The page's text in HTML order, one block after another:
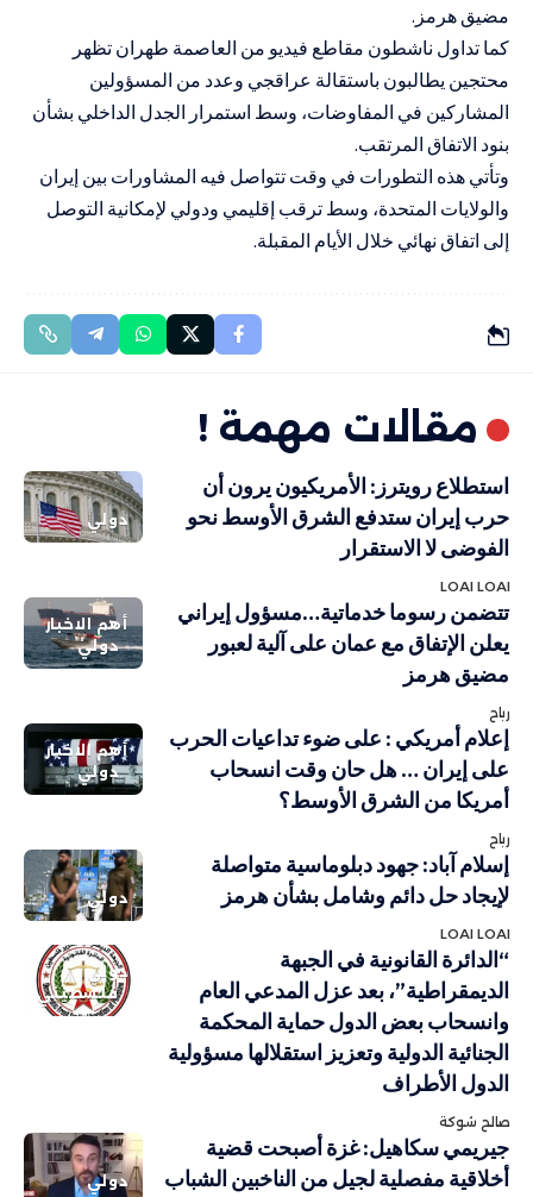
مضيق هرمز.
كما تداول ناشطون مقاطع فيديو من العاصمة طهران تظهر
محتجين يطالبون باستقالة عراقجي وعدد من المسؤولين
المشاركين في المفاوضات، وسط استمرار الجدل الداخلي بشأن
بنود الاتفاق المرتقب.
وتأتي هذه التطورات في وقت تتواصل فيه المشاورات بين إيران
والولايات المتحدة، وسط ترقب إقليمي ودولي لإمكانية التوصل
إلى اتفاق نهائي خلال الأيام المقبلة.
مقالات مهمة !
دولي
استطلاع رويترز: الأمريكيون يرون أن
حرب إيران ستدفع الشرق الأوسط نحو
الفوضى لا الاستقرار
LOAI LOAI
أهم الاخبار
دولي
تتضمن رسوما خدماتية…مسؤول إيراني
يعلن الإتفاق مع عمان على آلية لعبور
مضيق هرمز
رباح
أهم الاخبار
دولي
إعلام أمريكي : على ضوء تداعيات الحرب
على إيران … هل حان وقت انسحاب
أمريكا من الشرق الأوسط؟
رباح
دولي
إسلام آباد: جهود دبلوماسية متواصلة
لإيجاد حل دائم وشامل بشأن هرمز
LOAI LOAI
دولي
فلسطيني
“الدائرة القانونية في الجبهة
الديمقراطية”، بعد عزل المدعي العام
وانسحاب بعض الدول حماية المحكمة
الجنائية الدولية وتعزيز استقلالها مسؤولية
الدول الأطراف
صالح شوكة
دولي
جيريمي سكاهيل: غزة أصبحت قضية
أخلاقية مفصلية لجيل من الناخبين الشباب